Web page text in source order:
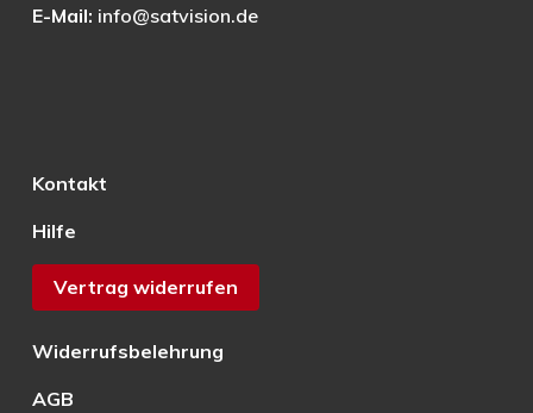
E-Mail: info@satvision.de
Kontakt
Hilfe
Vertrag widerrufen
Widerrufsbelehrung
AGB